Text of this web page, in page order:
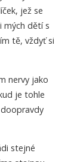
jež se
mých dětí s
tě, vždyť si
nervy jako
je tohle
stejné